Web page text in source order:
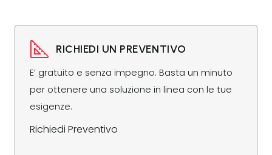
RICHIEDI UN PREVENTIVO
E’ gratuito e senza impegno. Basta un minuto
per ottenere una soluzione in linea con le tue
esigenze.
Richiedi Preventivo